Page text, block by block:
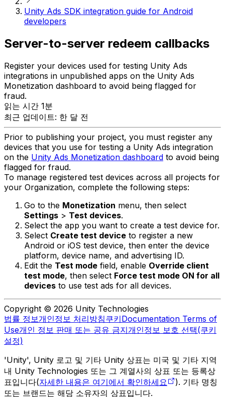
Unity Ads SDK integration guide for Android
developers
Server-to-server redeem callbacks
Register your devices used for testing Unity Ads
integrations in unpublished apps on the Unity Ads
Monetization dashboard to avoid being flagged for
fraud.
읽는 시간 1분
최근 업데이트: 한 달 전
Prior to publishing your project, you must register any
devices that you use for testing a Unity Ads integration
on the Unity Ads Monetization dashboard to avoid being
flagged for fraud.
To manage registered test devices across all projects for
your Organization, complete the following steps:
Go to the Monetization menu, then select
Settings > Test devices.
Select the app you want to create a test device for.
Select Create test device to register a new
Android or iOS test device, then enter the device
platform, device name, and advertising ID.
Edit the Test mode field, enable Override client
test mode, then select Force test mode ON for all
devices to use test ads for all devices.
Copyright © 2026 Unity Technologies
법률 정보개인정보 처리방침쿠키Documentation Terms of
Use개인 정보 판매 또는 공유 금지개인정보 보호 선택(쿠키
설정)
'Unity', Unity 로고 및 기타 Unity 상표는 미국 및 기타 지역
내 Unity Technologies 또는 그 계열사의 상표 또는 등록상
표입니다(자세한 내용은 여기에서 확인하세요
). 기타 명칭
또는 브랜드는 해당 소유자의 상표입니다.